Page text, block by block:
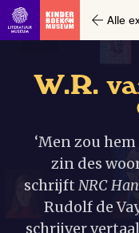
Alle
W.R. va
‘Men zou
zin des
schrijft NRC
Rudolf de
schrijver